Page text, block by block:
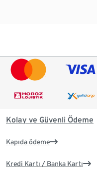
Kolay ve Güvenli Ödeme
Kapıda ödeme
Kredi Kartı / Banka Kartı